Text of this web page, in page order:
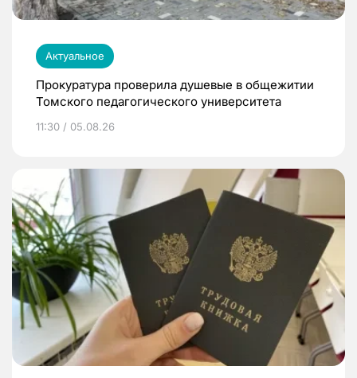
Актуальное
Прокуратура проверила душевые в общежитии
Томского педагогического университета
11:30 / 05.08.26